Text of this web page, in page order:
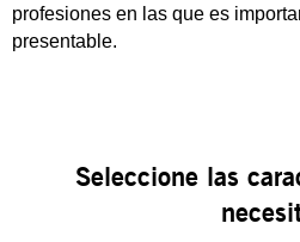
profesiones en las que es
presentable.
Seleccione las